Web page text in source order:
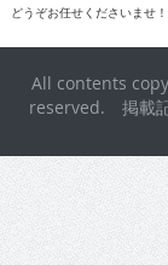
どうぞお任せくださいませ！
All contents
reserved. 掲載記